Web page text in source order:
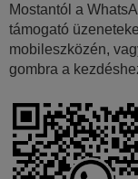
Mostantól a
támogató
mobileszközén,
gombra a